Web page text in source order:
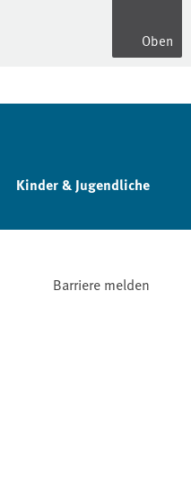
Oben
Kinder & Jugendliche
Barriere melden